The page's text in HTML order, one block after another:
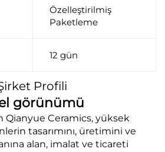
Özelleştirilmiş
Paketleme
12 gün
Profili
görünümü
Qianyue Ceramics, yüksek
tasarımını, üretimini ve
alan, imalat ve ticareti